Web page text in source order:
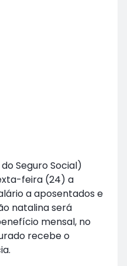
Seguro Social)
feira (24) a
a aposentados e
natalina será
mensal, no
recebe o